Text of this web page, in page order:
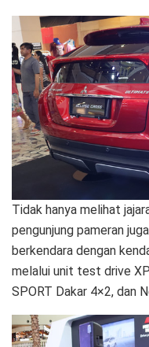
Tidak hanya melihat
pengunjung pameran
berkendara dengan
melalui unit test drive
SPORT Dakar 4×2, dan